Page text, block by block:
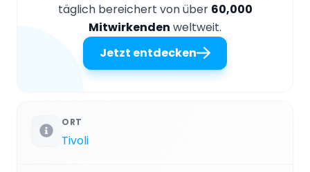
täglich bereichert von über 60,000
Mitwirkenden weltweit.
Jetzt entdecken
ORT
Tivoli